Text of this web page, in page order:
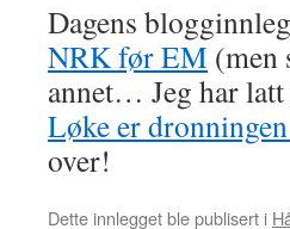
Dagens
NRK før EM (men
annet… Jeg har
Løke er
over!
Dette innlegget ble publisert i